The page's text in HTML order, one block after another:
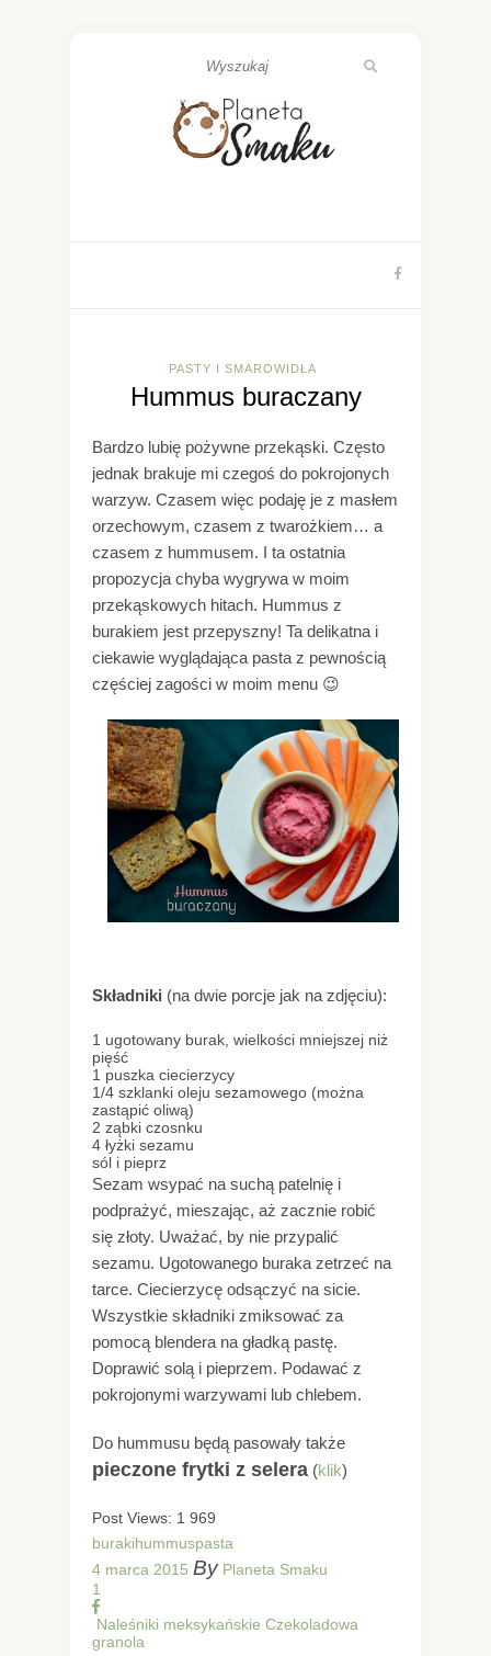
PASTY I SMAROWIDŁA
Hummus buraczany
Bardzo lubię pożywne przekąski. Często
jednak brakuje mi czegoś do pokrojonych
warzyw. Czasem więc podaję je z masłem
orzechowym, czasem z twarożkiem… a
czasem z hummusem. I ta ostatnia
propozycja chyba wygrywa w moim
przekąskowych hitach. Hummus z
burakiem jest przepyszny! Ta delikatna i
ciekawie wyglądająca pasta z pewnością
częściej zagości w moim menu 😉
Składniki (na dwie porcje jak na zdjęciu):
1 ugotowany burak, wielkości mniejszej niż
pięść
1 puszka ciecierzycy
1/4 szklanki oleju sezamowego (można
zastąpić oliwą)
2 ząbki czosnku
4 łyżki sezamu
sól i pieprz
Sezam wsypać na suchą patelnię i
podprażyć, mieszając, aż zacznie robić
się złoty. Uważać, by nie przypalić
sezamu. Ugotowanego buraka zetrzeć na
tarce. Ciecierzycę odsączyć na sicie.
Wszystkie składniki zmiksować za
pomocą blendera na gładką pastę.
Doprawić solą i pieprzem. Podawać z
pokrojonymi warzywami lub chlebem.
Do hummusu będą pasowały także
pieczone frytki z selera (klik)
Post Views: 1 969
burakihummuspasta
4 marca 2015 By Planeta Smaku
1
Naleśniki meksykańskie Czekoladowa
granola